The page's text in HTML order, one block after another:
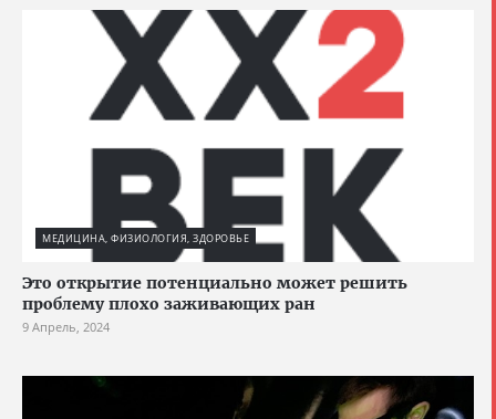
МЕДИЦИНА, ФИЗИОЛОГИЯ, ЗДОРОВЬЕ
Это открытие потенциально может решить
проблему плохо заживающих ран
9 Апрель, 2024